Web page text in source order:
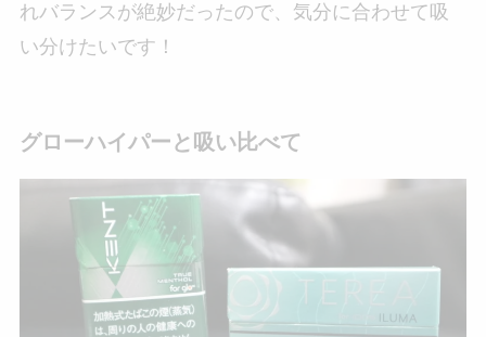
れバランスが絶妙だったので、気分に合わせて吸
い分けたいです！
グローハイパーと吸い比べて